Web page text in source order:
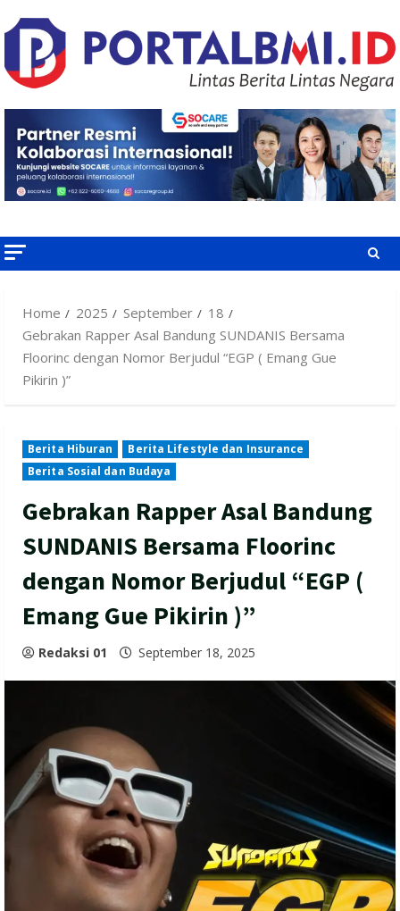
to
content
Home 2025 September
18
Gebrakan Rapper Asal Bandung SUNDANIS Bersama
Floorinc dengan Nomor Berjudul “EGP ( Emang Gue
Pikirin )”
Berita Hiburan
Berita Lifestyle dan Insurance
Berita Sosial dan Budaya
Gebrakan Rapper Asal Bandung
SUNDANIS Bersama Floorinc
dengan Nomor Berjudul “EGP (
Emang Gue Pikirin )”
Redaksi 01 September 18, 2025